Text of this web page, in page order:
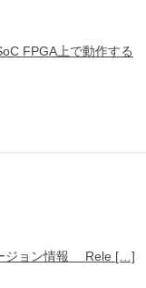
FPGA上で動作する
ジョン情報 Rele […]